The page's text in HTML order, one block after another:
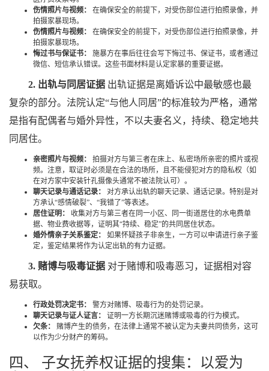
伤情照片与视频：
在确保安全的前提下，对受伤部位进行拍照录像，并
拍摄家暴现场。
伤情照片与视频：
在确保安全的前提下，对受伤部位进行拍照录像，并
拍摄家暴现场。
悔过书与保证书：
施暴方在事后往往会写下悔过书、保证书，或者通过
微信、短信承认错误。这些书面材料是认定家暴的重要证据。
2. 出轨与同居证据 出轨证据是离婚诉讼中最敏感也最
复杂的部分。法院认定“与他人同居”的标准较为严格，通常
是指有配偶者与婚外异性，不以夫妻名义，持续、稳定地共
同居住。
亲密照片与视频：
拍摄对方与第三者在床上、私密场所亲密的照片或视
频。注意，取证时必须是在合法的场所，且不能侵犯对方的隐私权（如
在对方家中安装针孔摄像头通常不被法院认可）。
聊天记录与通话记录：
对方承认出轨的聊天记录、通话记录。特别是对
方承认“感情破裂”、“我错了”等表述。
居住证明：
收集对方与第三者在同一小区、同一街道居住的水电费单
据、物业费收据等，证明其“持续、稳定”的共同居住状态。
婚外情亲子关系鉴定：
如果怀疑孩子非亲生，一方可以申请进行亲子鉴
定，鉴定结果将作为认定出轨的有力证据。
3. 赌博与吸毒证据 对于赌博和吸毒恶习，证据相对容
易获取。
行政处罚决定书：
警方对赌博、吸毒行为的处罚记录。
聊天记录与证人证言：
证明一方长期沉迷赌博或吸毒的行为模式。
欠条：
赌博产生的债务，在法律上通常不被认定为夫妻共同债务，这可
以作为少分财产的筹码。
四、 子女抚养权证据的搜集：以爱为